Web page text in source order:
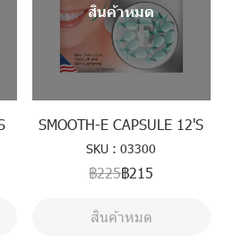
สินค้าหมด
SMOOTH-E CAPSULE 12'S
SKU : 03300
฿225฿215
สินค้าหมด